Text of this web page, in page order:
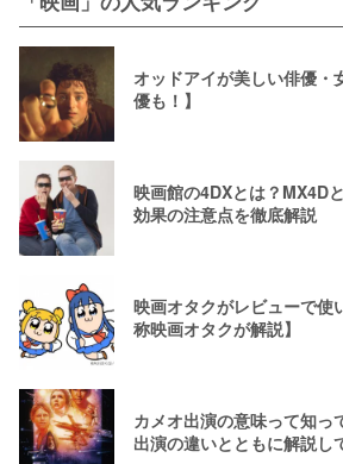
オッドアイが美しい俳優・
優も！】
映画館の4DXとは？MX4D
効果の注意点を徹底解説
映画オタクがレビューで使
称映画オタクが解説】
カメオ出演の意味って知っ
出演の違いとともに解説し